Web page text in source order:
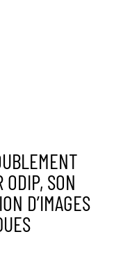
ODIP, SON
D’IMAGES